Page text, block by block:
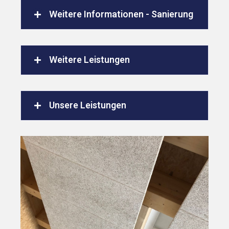
Weitere Informationen - Sanierung
Weitere Leistungen
Unsere Leistungen